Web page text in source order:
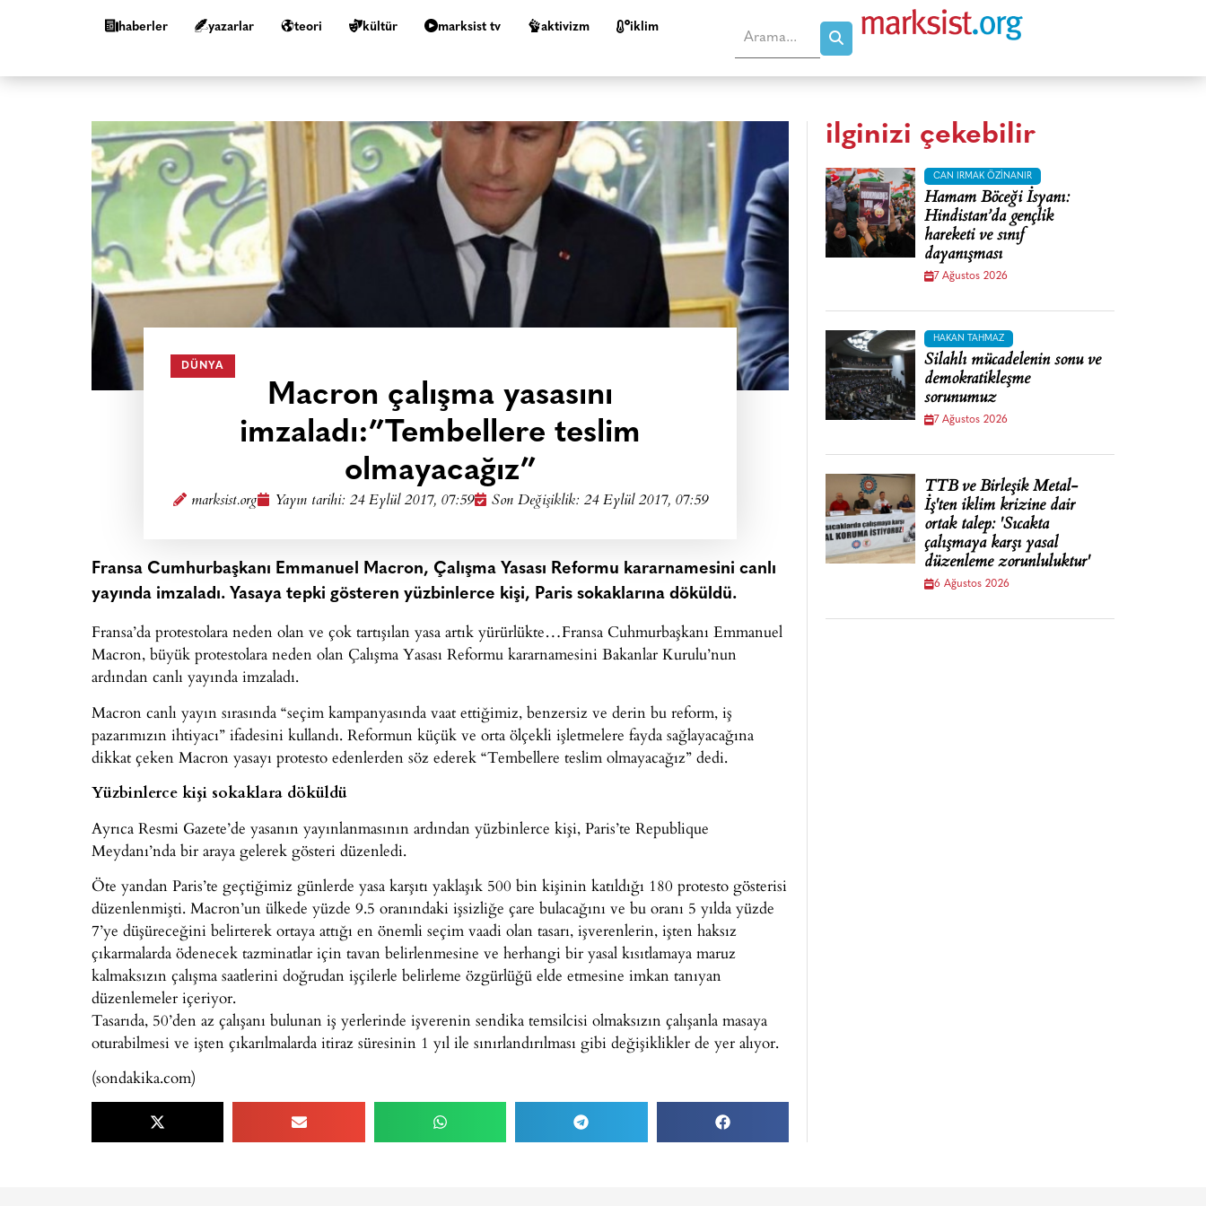
haberler yazarlar teori kültür marksist tv aktivizm i̇klim
DÜNYA
Macron çalışma yasasını
imzaladı:”Tembellere teslim
olmayacağız”
marksist.org Yayın tarihi: 24 Eylül 2017, 07:59 Son Değişiklik: 24 Eylül 2017, 07:59
Fransa Cumhurbaşkanı Emmanuel Macron, Çalışma Yasası Reformu kararnamesini canlı
yayında imzaladı. Yasaya tepki gösteren yüzbinlerce kişi, Paris sokaklarına döküldü.
Fransa’da protestolara neden olan ve çok tartışılan yasa artık yürürlükte…Fransa Cuhmurbaşkanı Emmanuel
Macron, büyük protestolara neden olan Çalışma Yasası Reformu kararnamesini Bakanlar Kurulu’nun
ardından canlı yayında imzaladı.
Macron canlı yayın sırasında “seçim kampanyasında vaat ettiğimiz, benzersiz ve derin bu reform, iş
pazarımızın ihtiyacı” ifadesini kullandı. Reformun küçük ve orta ölçekli işletmelere fayda sağlayacağına
dikkat çeken Macron yasayı protesto edenlerden söz ederek “Tembellere teslim olmayacağız” dedi.
Yüzbinlerce kişi sokaklara döküldü
Ayrıca Resmi Gazete’de yasanın yayınlanmasının ardından yüzbinlerce kişi, Paris’te Republique
Meydanı’nda bir araya gelerek gösteri düzenledi.
Öte yandan Paris’te geçtiğimiz günlerde yasa karşıtı yaklaşık 500 bin kişinin katıldığı 180 protesto gösterisi
düzenlenmişti. Macron’un ülkede yüzde 9.5 oranındaki işsizliğe çare bulacağını ve bu oranı 5 yılda yüzde
7’ye düşüreceğini belirterek ortaya attığı en önemli seçim vaadi olan tasarı, işverenlerin, işten haksız
çıkarmalarda ödenecek tazminatlar için tavan belirlenmesine ve herhangi bir yasal kısıtlamaya maruz
kalmaksızın çalışma saatlerini doğrudan işçilerle belirleme özgürlüğü elde etmesine imkan tanıyan
düzenlemeler içeriyor.
Tasarıda, 50’den az çalışanı bulunan iş yerlerinde işverenin sendika temsilcisi olmaksızın çalışanla masaya
oturabilmesi ve işten çıkarılmalarda itiraz süresinin 1 yıl ile sınırlandırılması gibi değişiklikler de yer alıyor.
(sondakika.com)
ilginizi çekebilir
CAN IRMAK ÖZINANIR
Hamam Böceği İsyanı:
Hindistan’da gençlik
hareketi ve sınıf
dayanışması
7 Ağustos 2026
HAKAN TAHMAZ
Silahlı mücadelenin sonu ve
demokratikleşme
sorunumuz
7 Ağustos 2026
TTB ve Birleşik Metal-
İş'ten iklim krizine dair
ortak talep: 'Sıcakta
çalışmaya karşı yasal
düzenleme zorunluluktur'
6 Ağustos 2026